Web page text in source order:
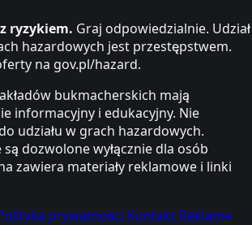
ryzykiem. Graj odpowiedzialnie. Udział
hazardowych jest przestępstwem.
na gov.pl/hazard.
bukmacherskich mają
informacyjny i edukacyjny. Nie
udziału w grach hazardowych.
są dozwolone wyłącznie dla osób
zawiera materiały reklamowe i linki
prywatności Kontakt Reklama